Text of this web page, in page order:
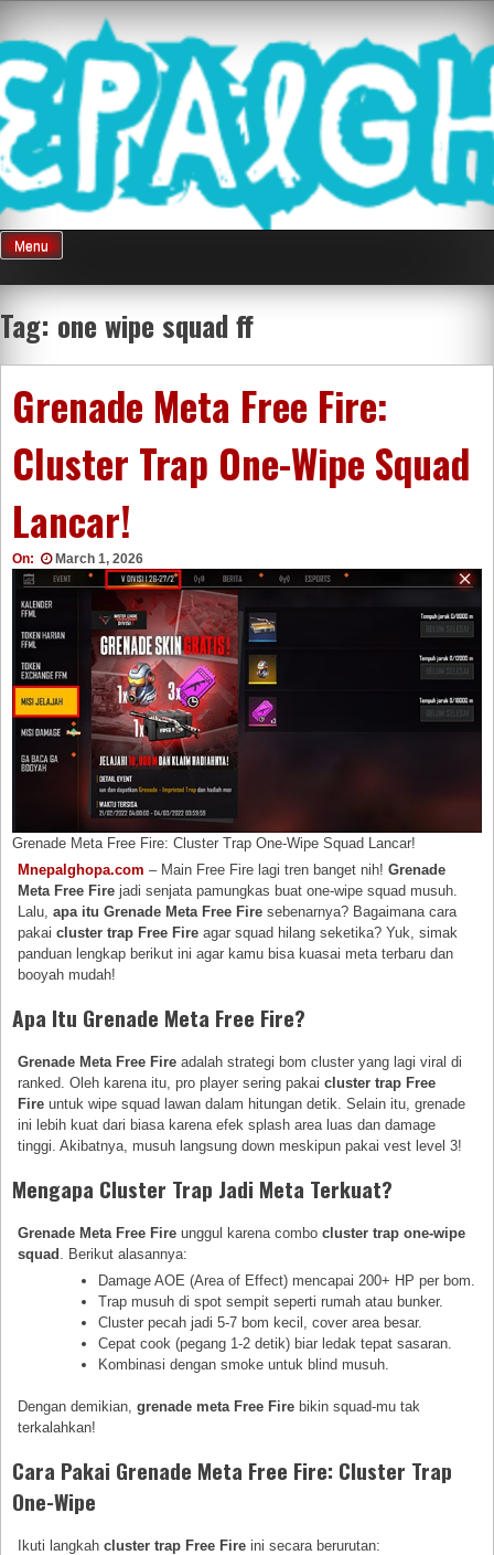
content
Mnepalghopa
Review Game
Terkini Paling
Seluruh Di
Indonesia
Menu
Tag: one wipe squad ff
Grenade Meta Free Fire:
Cluster Trap One-Wipe Squad
Lancar!
On: March 1, 2026
Grenade Meta Free Fire: Cluster Trap One-Wipe Squad Lancar!
Mnepalghopa.com – Main Free Fire lagi tren banget nih!Grenade
Meta Free Fire jadi senjata pamungkas buat one-wipe squad musuh.
Lalu,apa itu Grenade Meta Free Fire sebenarnya? Bagaimana cara
pakaicluster trap Free Fire agar squad hilang seketika? Yuk, simak
panduan lengkap berikut ini agar kamu bisa kuasai meta terbaru dan
booyah mudah!
Apa Itu Grenade Meta Free Fire?
Grenade Meta Free Fire adalah strategi bom cluster yang lagi viral di
ranked. Oleh karena itu, pro player sering pakaicluster trap Free
Fire untuk wipe squad lawan dalam hitungan detik. Selain itu, grenade
ini lebih kuat dari biasa karena efek splash area luas dan damage
tinggi. Akibatnya, musuh langsung down meskipun pakai vest level 3!
Mengapa Cluster Trap Jadi Meta Terkuat?
Grenade Meta Free Fire unggul karena combocluster trap one-wipe
squad . Berikut alasannya:
Damage AOE (Area of Effect) mencapai 200+ HP per bom.
Trap musuh di spot sempit seperti rumah atau bunker.
Cluster pecah jadi 5-7 bom kecil, cover area besar.
Cepat cook (pegang 1-2 detik) biar ledak tepat sasaran.
Kombinasi dengan smoke untuk blind musuh.
Dengan demikian,grenade meta Free Fire bikin squad-mu tak
terkalahkan!
Cara Pakai Grenade Meta Free Fire: Cluster Trap
One-Wipe
Ikuti langkahcluster trap Free Fire ini secara berurutan: